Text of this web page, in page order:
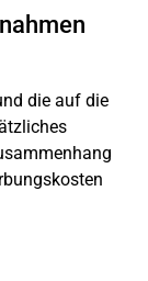
die auf die